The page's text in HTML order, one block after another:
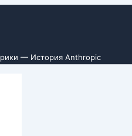
— История Anthropic